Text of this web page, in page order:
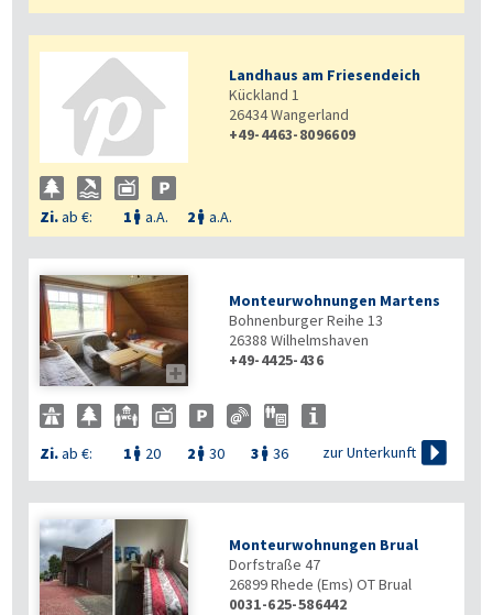
Landhaus am Friesendeich
Kückland 1
26434Wangerland
+49-4463-8096609
Zi.ab €: 1  a.A. 2  a.A.

Monteurwohnungen Martens
Bohnenburger Reihe 13
26388 Wilhelmshaven
+49-4425-436
Zi.ab €: 1  20 2  30 3  36 zur Unterkunft 
Monteurwohnungen Brual
Dorfstraße 47
26899Rhede (Ems) OT Brual
0031-625-586442